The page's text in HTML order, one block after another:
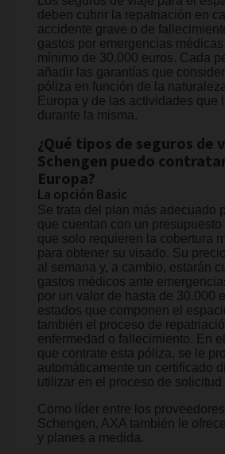
deben cubrir la repatriación en
accidente grave o de
gastos por emergencias
mínimo de 30.000 euros. Cada
añadir las garantías que
póliza en función de la
Europa y de las actividades que
durante la misma.
¿Qué tipos de seguros de
Schengen puedo
Europa?
La opción Basic
Se trata del plan más adecuado
que cuentan con un
que solo requieren la cobertura
para obtener su visado. Su
al semana y, a cambio, estarán
gastos médicos ante
por un valor de hasta de 30.000
estados que componen el
también el proceso de
enfermedad o fallecimiento. En
que contrate esta póliza, se le
automáticamente un certificado
utilizar en el proceso de solicitud
Como líder entre los
Schengen, AXA también le
y planes a medida.